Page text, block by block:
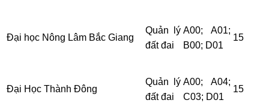
Đại học Nông Lâm Bắc Giang
Quản lý
đất đai
A00; A01;
B00; D01
15
Đại Học Thành Đông
Quản lý
đất đai
A00; A04;
C03; D01
15